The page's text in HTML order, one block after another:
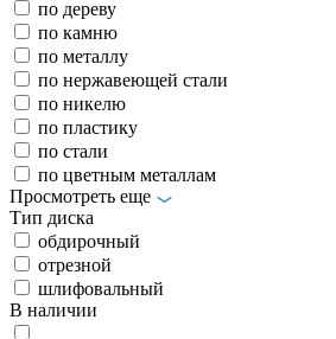
по дереву
по камню
по металлу
по нержавеющей стали
по никелю
по пластику
по стали
по цветным металлам
Просмотреть еще
Тип диска
обдирочный
отрезной
шлифовальный
В наличии